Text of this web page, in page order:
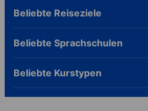
Beliebte Reiseziele
Beliebte Sprachschulen
Beliebte Kurstypen